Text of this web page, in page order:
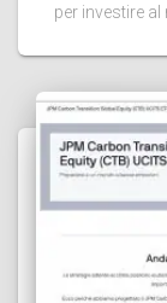
per investire al